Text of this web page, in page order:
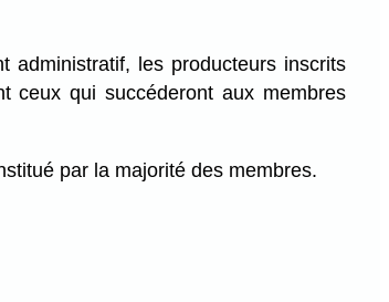
administratif, les producteurs inscrits
ceux qui succéderont aux membres
par la majorité des membres.